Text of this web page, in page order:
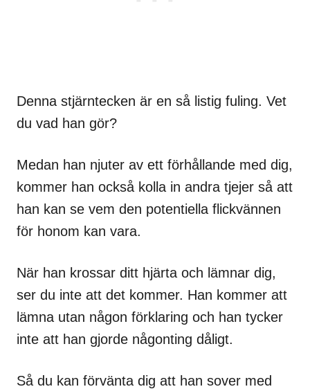
Denna stjärntecken är en så listig fuling. Vet
du vad han gör?
Medan han njuter av ett förhållande med dig,
kommer han också kolla in andra tjejer så att
han kan se vem den potentiella flickvännen
för honom kan vara.
När han krossar ditt hjärta och lämnar dig,
ser du inte att det kommer. Han kommer att
lämna utan någon förklaring och han tycker
inte att han gjorde någonting dåligt.
Så du kan förvänta dig att han sover med